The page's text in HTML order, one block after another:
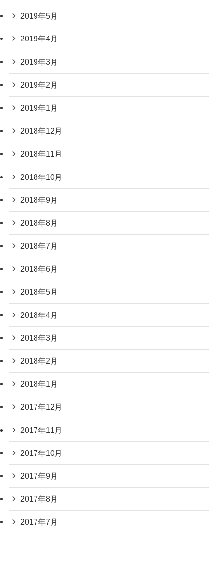
2019年5月
2019年4月
2019年3月
2019年2月
2019年1月
2018年12月
2018年11月
2018年10月
2018年9月
2018年8月
2018年7月
2018年6月
2018年5月
2018年4月
2018年3月
2018年2月
2018年1月
2017年12月
2017年11月
2017年10月
2017年9月
2017年8月
2017年7月